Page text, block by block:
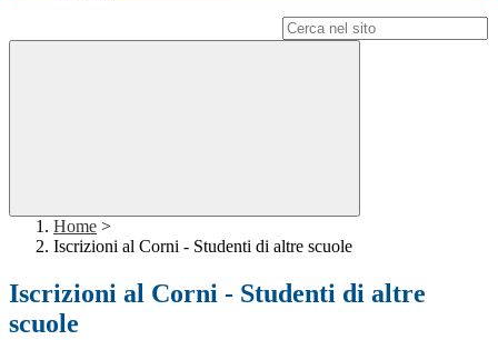
Home >
Iscrizioni al Corni - Studenti di altre scuole
Iscrizioni al Corni - Studenti di altre
scuole